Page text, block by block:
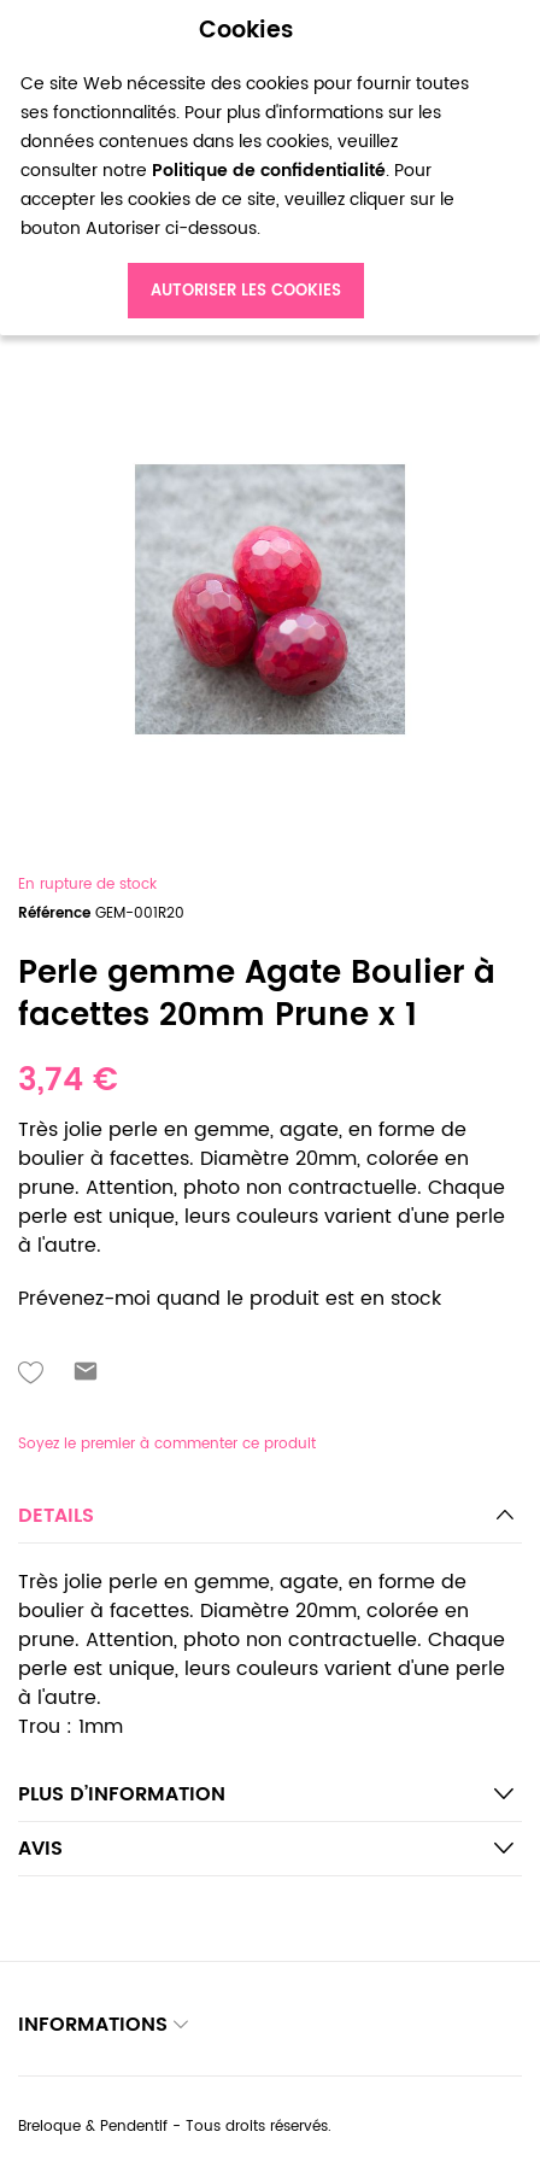
Cookies
Ce site Web nécessite des cookies pour fournir toutes
ses fonctionnalités. Pour plus d'informations sur les
données contenues dans les cookies, veuillez
consulter notre Politique de confidentialité. Pour
accepter les cookies de ce site, veuillez cliquer sur le
bouton Autoriser ci-dessous.
AUTORISER LES COOKIES
0
Perle gemme Agate Boulier à facettes 20mm Prune x 1
En rupture de stock
Référence GEM-001R20
Perle gemme Agate Boulier à
facettes 20mm Prune x 1
3,74 €
Très jolie perle en gemme, agate, en forme de
boulier à facettes. Diamètre 20mm, colorée en
prune. Attention, photo non contractuelle. Chaque
perle est unique, leurs couleurs varient d'une perle
à l'autre.
Prévenez-moi quand le produit est en stock
Soyez le premier à commenter ce produit
DETAILS
Très jolie perle en gemme, agate, en forme de
boulier à facettes. Diamètre 20mm, colorée en
prune. Attention, photo non contractuelle. Chaque
perle est unique, leurs couleurs varient d'une perle
à l'autre.
Trou : 1mm
PLUS D’INFORMATION
AVIS
INFORMATIONS
Breloque & Pendentif - Tous droits réservés.